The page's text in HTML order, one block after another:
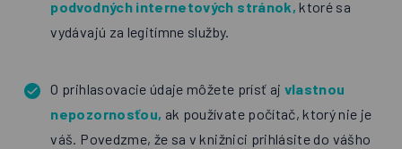
podvodných internetových stránok, ktoré sa
vydávajú za legitímne služby.
O prihlasovacie údaje môžete prísť aj vlastnou
nepozornosťou, ak používate počítač, ktorý nie je
váš. Povedzme, že sa v knižnici prihlásite do vášho